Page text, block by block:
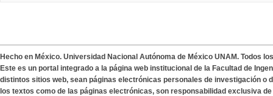
Hecho en México. Universidad Nacional Autónoma de México UNAM. Todos
Este es un portal integrado a la página web institucional de la Facultad de
distintos sitios web, sean páginas electrónicas personales de investigación o
los textos como de las páginas electrónicas, son responsabilidad exclusiva